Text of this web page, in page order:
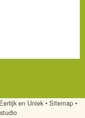
en Uniek• Sitemap •